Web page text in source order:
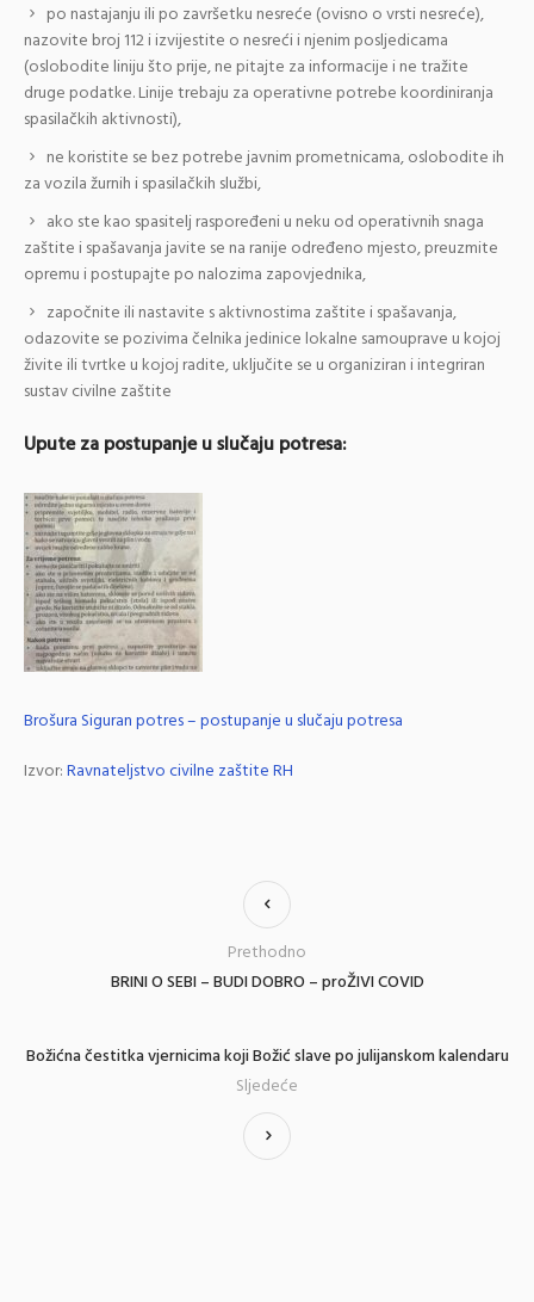
po nastajanju ili po završetku nesreće (ovisno o vrsti nesreće),
nazovite broj 112 i izvijestite o nesreći i njenim posljedicama
(oslobodite liniju što prije, ne pitajte za informacije i ne tražite
druge podatke. Linije trebaju za operativne potrebe koordiniranja
spasilačkih aktivnosti),
ne koristite se bez potrebe javnim prometnicama, oslobodite ih
za vozila žurnih i spasilačkih službi,
ako ste kao spasitelj raspoređeni u neku od operativnih snaga
zaštite i spašavanja javite se na ranije određeno mjesto, preuzmite
opremu i postupajte po nalozima zapovjednika,
započnite ili nastavite s aktivnostima zaštite i spašavanja,
odazovite se pozivima čelnika jedinice lokalne samouprave u kojoj
živite ili tvrtke u kojoj radite, uključite se u organiziran i integriran
sustav civilne zaštite
Upute za postupanje u slučaju potresa:
Brošura Siguran potres – postupanje u slučaju potresa
Izvor:Ravnateljstvo civilne zaštite RH
BRINI O SEBI – BUDI DOBRO – proŽIVI COVID
Prethodno
Božićna čestitka vjernicima koji Božić slave po julijanskom kalendaru
Sljedeće